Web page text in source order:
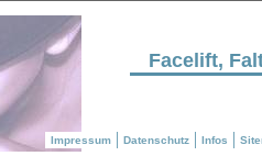
Facelift,
Impressum Datenschutz Infos